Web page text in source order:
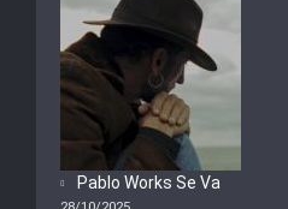
Pablo Works Se Va